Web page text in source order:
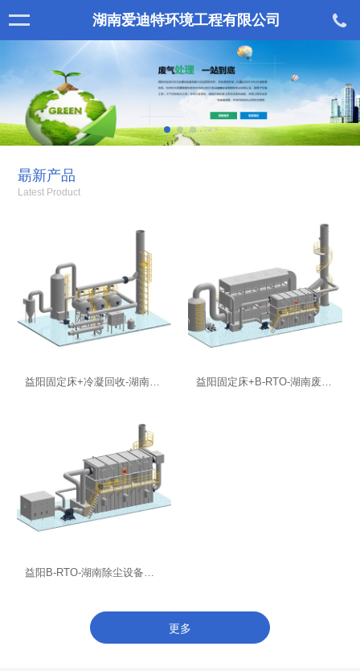
湖南爱迪特环境工程有限公司
朂新产品
Latest Product
益阳B-RTO-湖南除尘设备厂家
更多